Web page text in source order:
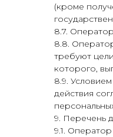
(кроме
8.7.
8.8.
требуют
которого,
8.9.
действия
9. Перечень
9.1.